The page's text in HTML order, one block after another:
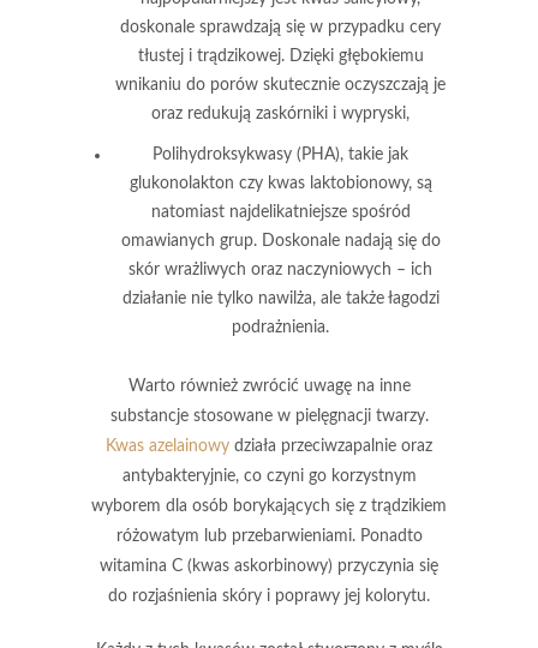
doskonale sprawdzają się w przypadku cery
tłustej i trądzikowej. Dzięki głębokiemu
wnikaniu do porów skutecznie oczyszczają je
oraz redukują zaskórniki i wypryski,
Polihydroksykwasy (PHA), takie jak
glukonolakton czy kwas laktobionowy, są
natomiast najdelikatniejsze spośród
omawianych grup. Doskonale nadają się do
skór wrażliwych oraz naczyniowych – ich
działanie nie tylko nawilża, ale także łagodzi
podrażnienia.
Warto również zwrócić uwagę na inne
substancje stosowane w pielęgnacji twarzy.
Kwas azelainowy działa przeciwzapalnie oraz
antybakteryjnie, co czyni go korzystnym
wyborem dla osób borykających się z trądzikiem
różowatym lub przebarwieniami. Ponadto
witamina C (kwas askorbinowy) przyczynia się
do rozjaśnienia skóry i poprawy jej kolorytu.